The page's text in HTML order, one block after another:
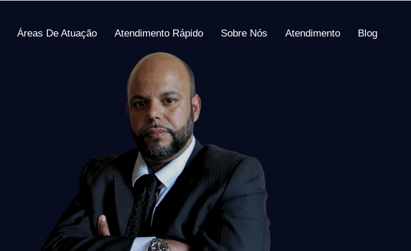
Áreas De Atuação Atendimento Rápido Sobre Nós Atendimento Blog